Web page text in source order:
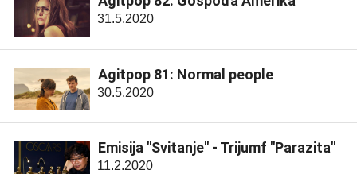
31.5.2020
Agitpop 81: Normal people
30.5.2020
Emisija "Svitanje" - Trijumf "Parazita"
11.2.2020